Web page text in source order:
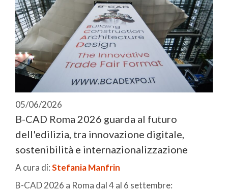
05/06/2026
B-CAD Roma 2026 guarda al futuro
dell'edilizia, tra innovazione digitale,
sostenibilità e internazionalizzazione
A cura di:Stefania Manfrin
B-CAD 2026 a Roma dal 4 al 6 settembre: